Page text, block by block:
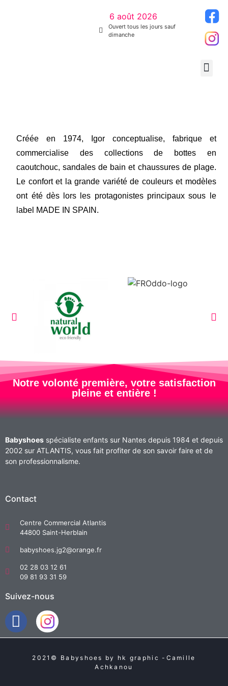
6 août 2026
Ouvert tous les jours sauf
dimanche
Créée en 1974, Igor conceptualise, fabrique et
commercialise des collections de bottes en
caoutchouc, sandales de bain et chaussures de plage.
Le confort et la grande variété de couleurs et modèles
ont été dès lors les protagonistes principaux sous le
label MADE IN SPAIN.
Notre volonté première, votre satisfaction
pleine et entière !
Babyshoes spécialiste enfants sur Nantes depuis 1984 et depuis
2002 sur ATLANTIS, vous fait profiter de son savoir faire et de
son professionnalisme.
Contact
Centre Commercial Atlantis
44800 Saint-Herblain
babyshoes.jg2@orange.fr
02 28 03 12 61
09 81 93 31 59
Suivez-nous
2021© Babyshoes by hk graphic -Camille
Achkanou